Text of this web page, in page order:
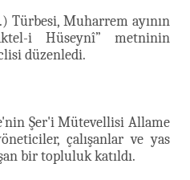
Türbesi, Muharrem ayının
i Hüseynî” metninin
düzenledi.
Şer'i Mütevellisi Allame
çalışanlar ve yas
bir topluluk katıldı.